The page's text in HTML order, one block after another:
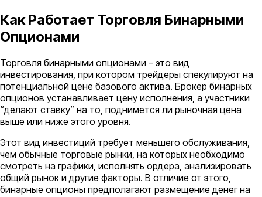
Как Работает Торговля Бинарными
Опционами
Торговля бинарными опционами – это вид
инвестирования, при котором трейдеры спекулируют на
потенциальной цене базового актива. Брокер бинарных
опционов устанавливает цену исполнения, а участники
“делают ставку” на то, поднимется ли рыночная цена
выше или ниже этого уровня.
Этот вид инвестиций требует меньшего обслуживания,
чем обычные торговые рынки, на которых необходимо
смотреть на графики, исполнять ордера, анализировать
общий рынок и другие факторы. В отличие от этого,
бинарные опционы предполагают размещение денег на